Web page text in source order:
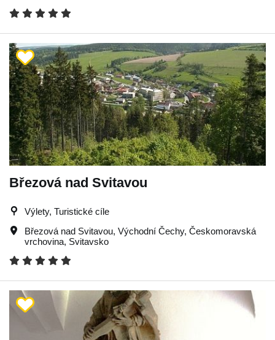
Březová nad Svitavou
Výlety, Turistické cíle
Březová nad Svitavou, Východní Čechy, Českomoravská
vrchovina, Svitavsko